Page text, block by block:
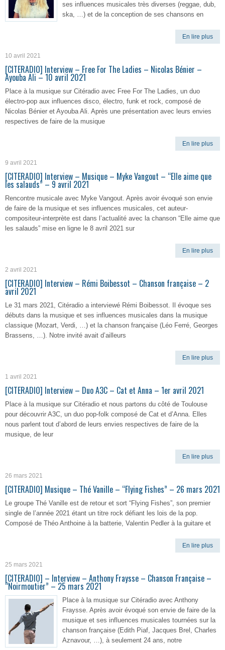
ses influences musicales très diverses (reggae, dub,
ska, …) et de la conception de ses chansons en
En lire plus
10 avril 2021
[CITERADIO] Interview – Free For The Ladies – Nicolas Bénier –
Ayouba Ali – 10 avril 2021
Place à la musique sur Citéradio avec Free For The Ladies, un duo
électro-pop aux influences disco, électro, funk et rock, composé de
Nicolas Bénier et Ayouba Ali. Après une présentation avec leurs envies
respectives de faire de la musique
En lire plus
9 avril 2021
[CITERADIO] Interview – Musique – Myke Vangout – “Elle aime que
les salauds” – 9 avril 2021
Rencontre musicale avec Myke Vangout. Après avoir évoqué son envie
de faire de la musique et ses influences musicales, cet auteur-
compositeur-interprète est dans l’actualité avec la chanson “Elle aime que
les salauds” mise en ligne le 8 avril 2021 sur
En lire plus
2 avril 2021
[CITERADIO] Interview – Rémi Boibessot – Chanson française – 2
avril 2021
Le 31 mars 2021, Citéradio a interviewé Rémi Boibessot. Il évoque ses
débuts dans la musique et ses influences musicales dans la musique
classique (Mozart, Verdi, …) et la chanson française (Léo Ferré, Georges
Brassens, …). Notre invité avait d’ailleurs
En lire plus
1 avril 2021
[CITERADIO] Interview – Duo A3C – Cat et Anna – 1er avril 2021
Place à la musique sur Citéradio et nous partons du côté de Toulouse
pour découvrir A3C, un duo pop-folk composé de Cat et d’Anna. Elles
nous parlent tout d’abord de leurs envies respectives de faire de la
musique, de leur
En lire plus
26 mars 2021
[CITERADIO] Musique – Thé Vanille – “Flying Fishes” – 26 mars 2021
Le groupe Thé Vanille est de retour et sort “Flying Fishes”, son premier
single de l’année 2021 étant un titre rock défiant les lois de la pop.
Composé de Théo Anthoine à la batterie, Valentin Pedler à la guitare et
En lire plus
25 mars 2021
[CITERADIO] – Interview – Anthony Fraysse – Chanson Française –
“Noirmoutier” – 25 mars 2021
Place à la musique sur Citéradio avec Anthony
Fraysse. Après avoir évoqué son envie de faire de la
musique et ses influences musicales tournées sur la
chanson française (Edith Piaf, Jacques Brel, Charles
Aznavour, …), à seulement 24 ans, notre